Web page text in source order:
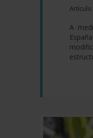
A